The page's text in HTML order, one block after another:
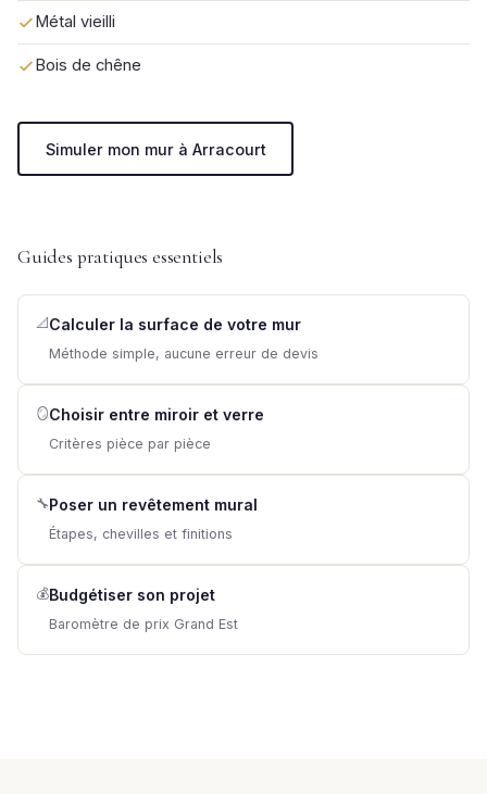
Métal vieilli
Bois de chêne
Simuler mon mur à Arracourt
Guides pratiques essentiels
📐 Calculer la surface de votre mur
Méthode simple, aucune erreur de devis
🪞Choisir entre miroir et verre
Critères pièce par pièce
🔧Poser un revêtement mural
Étapes, chevilles et finitions
💰Budgétiser son projet
Baromètre de prix Grand Est